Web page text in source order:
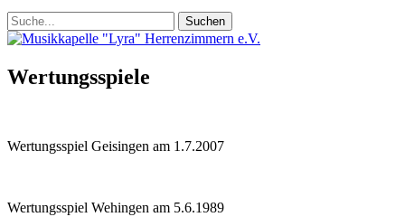
Suchen
Suchen
nach:
Wertungsspiele
Wertungsspiel Geisingen am 1.7.2007
Wertungsspiel Wehingen am 5.6.1989